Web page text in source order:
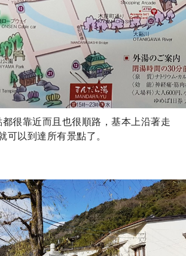
很靠近而且也很順路，基本上沿著走
可以到達所有景點了。